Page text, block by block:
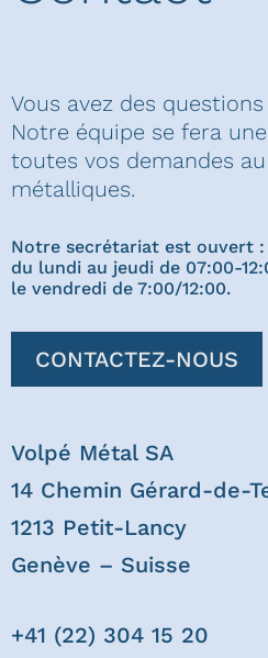
Vous avez des questions
Notre équipe se fera
toutes vos demandes
métalliques.
Notre secrétariat est ouvert :
du lundi au jeudi de 07:00-
le vendredi de 7:00/12:00.
CONTACTEZ-NOUS
Volpé Métal SA
14 Chemin Gérard-de-
1213 Petit-Lancy
Genève – Suisse
+41 (22) 304 15 20